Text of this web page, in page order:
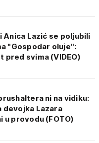
Anica Lazić se poljubili
"Gospodar oluje":
pred svima (VIDEO)
ni na vidiku:
devojka Lazara
u provodu (FOTO)